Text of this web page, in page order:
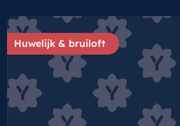
Huwelijk & bruiloft